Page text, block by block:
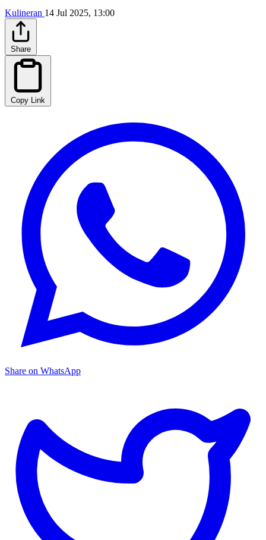
Kulineran 14 Jul 2025, 13:00
Share
Copy Link
Share on WhatsApp